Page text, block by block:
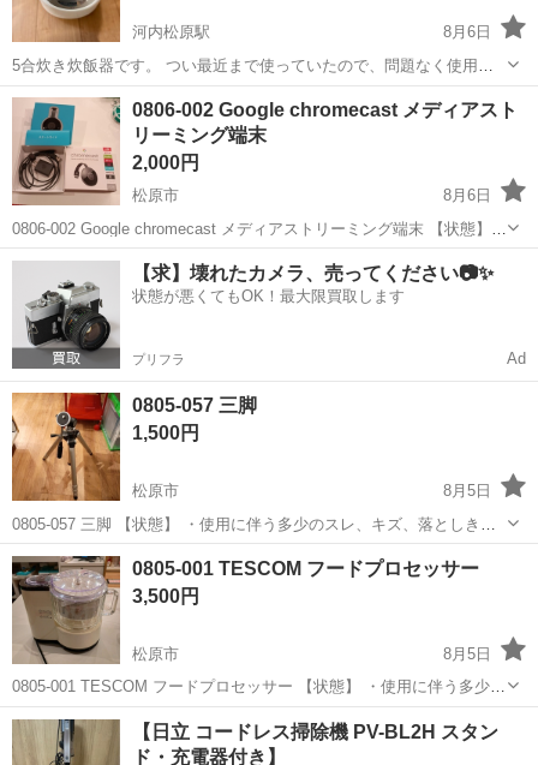
河内松原駅
8月6日
5合炊き炊飯器です。 つい最近まで使っていたので、問題なく使用で
きます。 説明書等はありません。 購入時期は覚えていませんが3年以
上まえだと思います。 ハンズマン松原店駐車場、河内松原駅ロータリ
ーでのお渡しになります。 ...
大阪 松原市
0806-002 Google chromecast メディアスト
リーミング端末
2,000円
松原市
8月6日
0806-002 Google chromecast メディアストリーミング端末 【状態】
・使用に伴う多少のスレ、キズ、落としきれない汚れなどございます
・詳細は現地でご確認ください ・お値引きは出来かねま...
大阪 松原市 テレビ chromecast
【求】壊れたカメラ、売ってください📷✨
状態が悪くてもOK！最大限買取します
プリフラ Ad
0805-057 三脚
1,500円
松原市
8月5日
0805-057 三脚 【状態】 ・使用に伴う多少のスレ、キズ、落としきれ
ない汚れなどございます ・詳細は現地でご確認ください ・お値引きは
出来かねますのでご了承願います ※中古品のため、状態についてはご
理...
大阪 松原市
0805-001 TESCOM フードプロセッサー
3,500円
松原市
8月5日
0805-001 TESCOM フードプロセッサー 【状態】 ・使用に伴う多少の
スレ、キズ、落としきれない汚れなどございます ・詳細は現地でご確
認ください ・お値引きは出来かねますのでご了承願います ※中古...
大阪 松原市 キッチン家電 現地
【日立 コードレス掃除機 PV-BL2H スタン
ド・充電器付き】